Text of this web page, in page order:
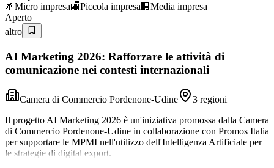
🌱Micro impresa🏬Piccola impresa 🏢 Media impresa
Aperto
altro
AI Marketing 2026: Rafforzare le attività di
comunicazione nei contesti internazionali
Camera di Commercio Pordenone-Udine
3 regioni
Il progetto AI Marketing 2026 è un'iniziativa promossa dalla Camera
di Commercio Pordenone-Udine in collaborazione con Promos Italia
per supportare le MPMI nell'utilizzo dell'Intelligenza Artificiale per
le strategie di digital export.